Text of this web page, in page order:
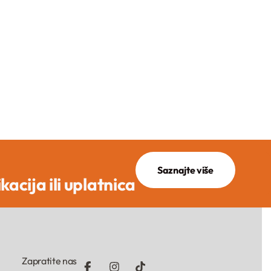
ili uplatnica
Saznajte više
Zapratite nas